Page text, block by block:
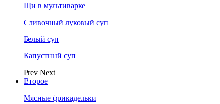
Щи в мультиварке
Сливочный луковый суп
Белый суп
Капустный суп
Prev Next
Второе
Мясные фрикадельки